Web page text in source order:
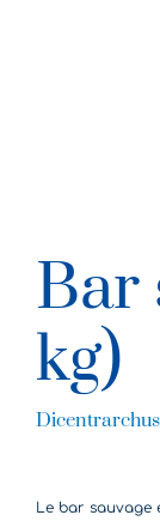
Bar
kg)
Le bar sauvage